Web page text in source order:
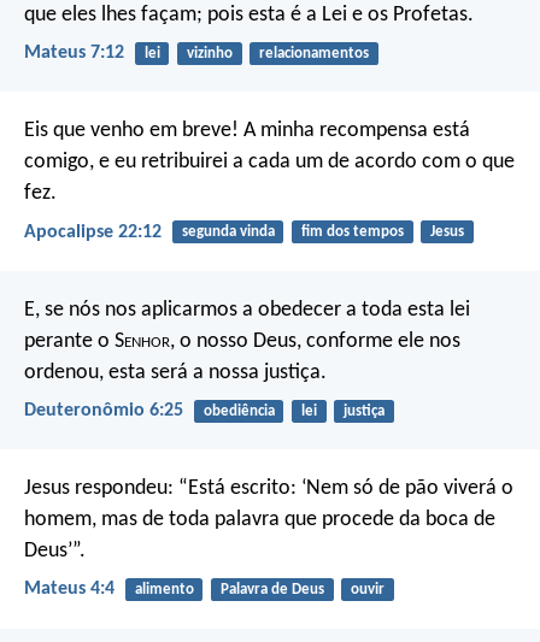
que eles lhes façam; pois esta é a Lei e os Profetas.
Mateus 7:12 lei vizinho relacionamentos
Eis que venho em breve! A minha recompensa está
comigo, e eu retribuirei a cada um de acordo com o que
fez.
Apocalipse 22:12 segunda vinda fim dos tempos Jesus
E, se nós nos aplicarmos a obedecer a toda esta lei
perante o Senhor, o nosso Deus, conforme ele nos
ordenou, esta será a nossa justiça.
Deuteronômio 6:25 obediência lei justiça
Jesus respondeu: “Está escrito: ‘Nem só de pão viverá o
homem, mas de toda palavra que procede da boca de
Deus’”.
Mateus 4:4 alimento Palavra de Deus ouvir